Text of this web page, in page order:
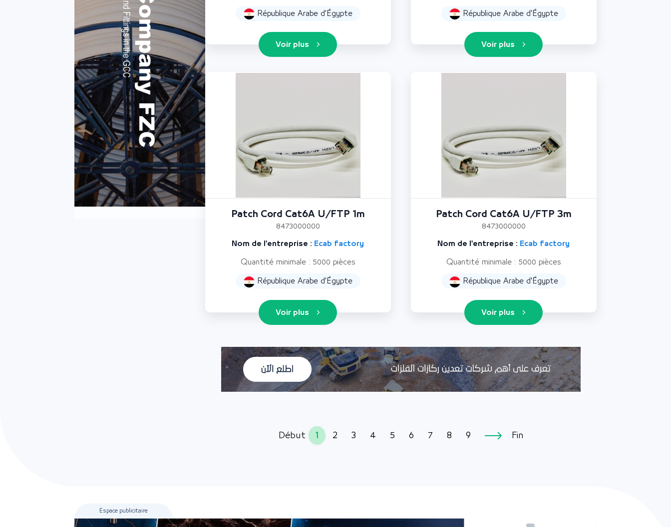
République Arabe d'Égypte
Voir plus
République Arabe d'Égypte
Voir plus
Patch Cord Cat6A U/FTP 1m
8473000000
Nom de l'entreprise : Ecab factory
Quantité minimale : 5000 pièces
République Arabe d'Égypte
Voir plus
Patch Cord Cat6A U/FTP 3m
8473000000
Nom de l'entreprise : Ecab factory
Quantité minimale : 5000 pièces
République Arabe d'Égypte
Voir plus
Début 1 2 3 4 5 6 7 8 9 Fin
Espace publicitaire